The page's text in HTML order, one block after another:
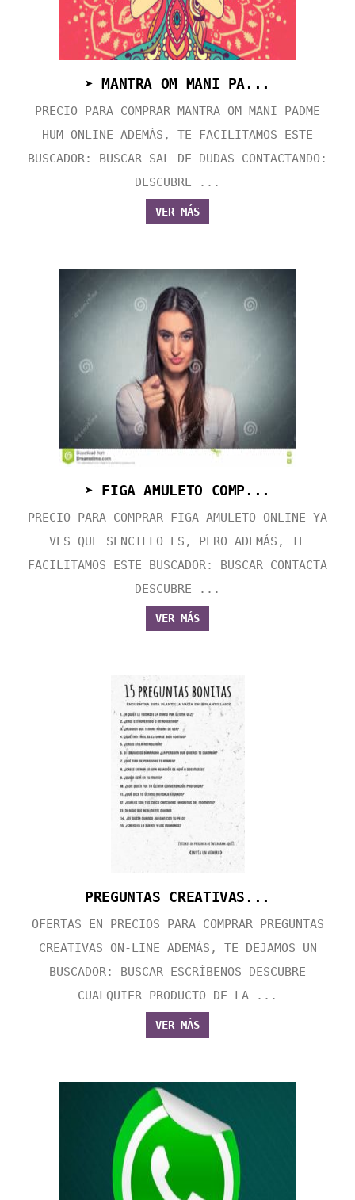
➤ MANTRA OM MANI PA...
PRECIO PARA COMPRAR MANTRA OM MANI PADME
HUM ONLINE ADEMÁS, TE FACILITAMOS ESTE
BUSCADOR: BUSCAR SAL DE DUDAS CONTACTANDO:
DESCUBRE ...
VER MÁS
➤ FIGA AMULETO COMP...
PRECIO PARA COMPRAR FIGA AMULETO ONLINE YA
VES QUE SENCILLO ES, PERO ADEMÁS, TE
FACILITAMOS ESTE BUSCADOR: BUSCAR CONTACTA
DESCUBRE ...
VER MÁS
PREGUNTAS CREATIVAS...
OFERTAS EN PRECIOS PARA COMPRAR PREGUNTAS
CREATIVAS ON-LINE ADEMÁS, TE DEJAMOS UN
BUSCADOR: BUSCAR ESCRÍBENOS DESCUBRE
CUALQUIER PRODUCTO DE LA ...
VER MÁS